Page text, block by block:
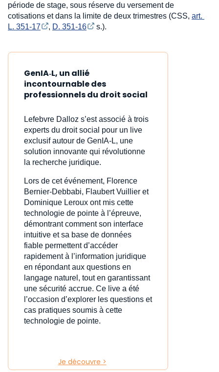
période de stage, sous réserve du versement de
cotisations et dans la limite de deux trimestres (CSS, art.
L. 351-17
, D. 351-16 s.).
GenIA‑L, un allié
incontournable des
professionnels du droit social
Lefebvre Dalloz s’est associé à trois
experts du droit social pour un live
exclusif autour de GenIA‑L, une
solution innovante qui révolutionne
la recherche juridique.
Lors de cet événement, Florence
Bernier-Debbabi, Flaubert Vuillier et
Dominique Leroux ont mis cette
technologie de pointe à l’épreuve,
démontrant comment son interface
intuitive et sa base de données
fiable permettent d’accéder
rapidement à l’information juridique
en répondant aux questions en
langage naturel, tout en garantissant
une sécurité accrue. Ce live a été
l’occasion d’explorer les questions et
cas pratiques soumis à cette
technologie de pointe.
Je découvre >